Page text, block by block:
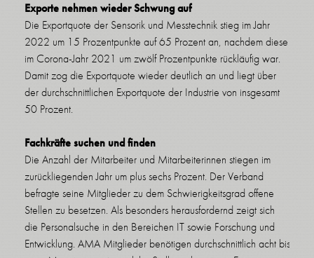
Exporte nehmen wieder Schwung auf
Die Exportquote der Sensorik und Messtechnik stieg im Jahr
2022 um 15 Prozentpunkte auf 65 Prozent an, nachdem diese
im Corona-Jahr 2021 um zwölf Prozentpunkte rückläufig war.
Damit zog die Exportquote wieder deutlich an und liegt über
der durchschnittlichen Exportquote der Industrie von insgesamt
50 Prozent.
Fachkräfte suchen und finden
Die Anzahl der Mitarbeiter und Mitarbeiterinnen stiegen im
zurückliegenden Jahr um plus sechs Prozent. Der Verband
befragte seine Mitglieder zu dem Schwierigkeitsgrad offene
Stellen zu besetzen. Als besonders herausfordernd zeigt sich
die Personalsuche in den Bereichen IT sowie Forschung und
Entwicklung. AMA Mitglieder benötigen durchschnittlich acht bis